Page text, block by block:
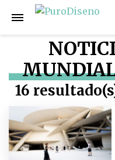
16